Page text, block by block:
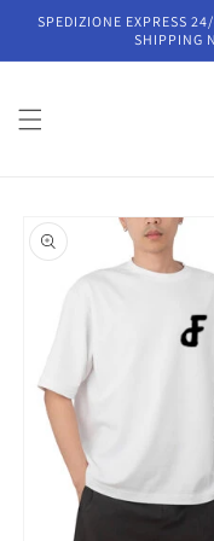
direttamente
SPEDIZIONE EXPRESS
SHIPPING
informazioni
sul prodotto